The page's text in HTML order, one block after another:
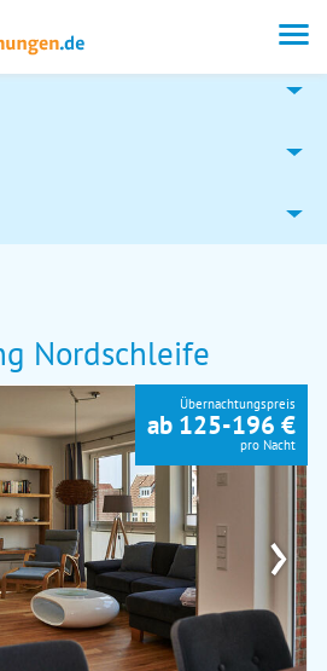
Nordschleife
›
Übernachtungspreis
ab 125-196 €
pro Nacht